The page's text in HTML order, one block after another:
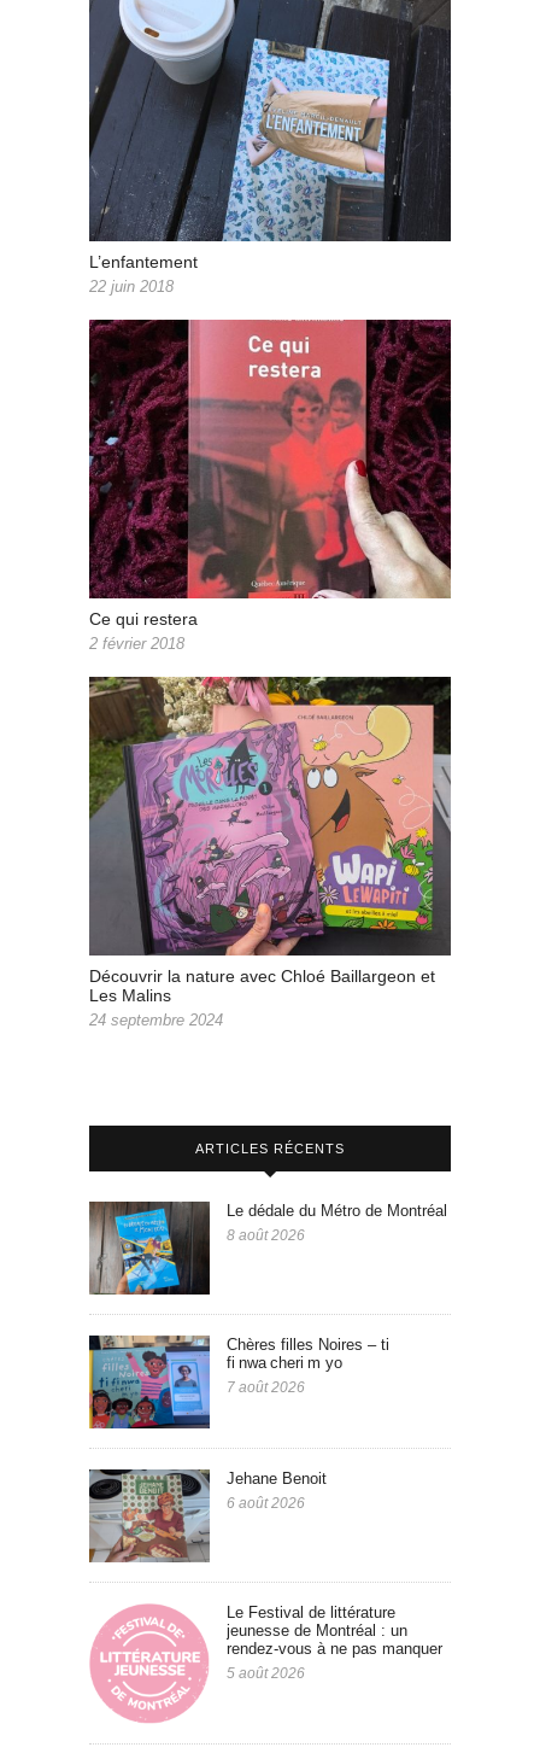
L’enfantement
22 juin 2018
Ce qui restera
2 février 2018
Découvrir la nature avec Chloé Baillargeon et
Les Malins
24 septembre 2024
ARTICLES RÉCENTS
Le dédale du Métro de Montréal
8 août 2026
Chères filles Noires – ti
fi nwa cheri m yo
7 août 2026
Jehane Benoit
6 août 2026
Le Festival de littérature
jeunesse de Montréal : un
rendez-vous à ne pas manquer
5 août 2026